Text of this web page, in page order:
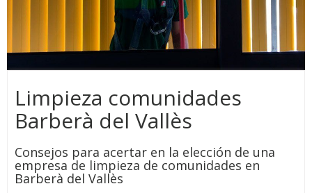
Limpieza comunidades
Barberà del Vallès
Consejos para acertar en la elección de una
empresa de limpieza de comunidades en
Barberà del Vallès